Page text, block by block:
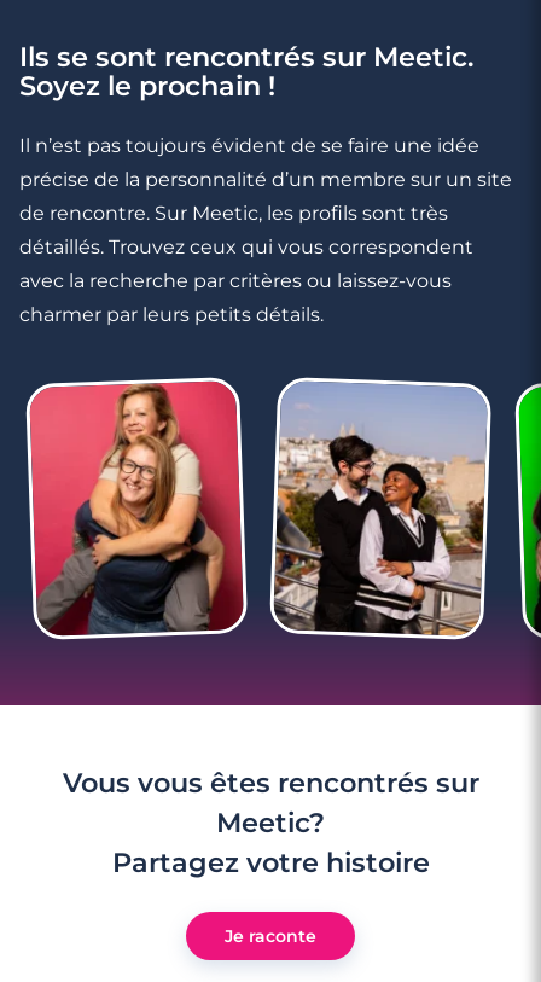
Ils se sont rencontrés sur Meetic.
Soyez le prochain !
Il n’est pas toujours évident de se faire une idée
précise de la personnalité d’un membre sur un site
de rencontre. Sur Meetic, les profils sont très
détaillés. Trouvez ceux qui vous correspondent
avec la recherche par critères ou laissez-vous
charmer par leurs petits détails.
Vous vous êtes rencontrés sur
Meetic?
Partagez votre histoire
Je raconte